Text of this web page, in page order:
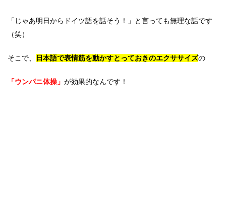
「じゃあ明日からドイツ語を話そう！」と言っても無理な話です
（笑）
そこで、 日本語で表情筋を動かすとっておきのエクササイズの
「ウンパニ体操」 が効果的なんです！